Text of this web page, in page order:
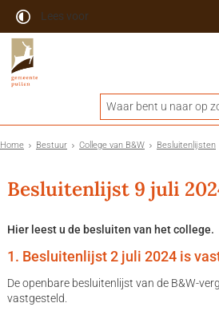
Lees voor
Home Bestuur College van B&W Besluitenlijsten
Besluitenlijst 9 juli
Hier leest u de besluiten van het college.
1. Besluitenlijst 2 juli 2024 is
De openbare besluitenlijst van de B&W-
vastgesteld.